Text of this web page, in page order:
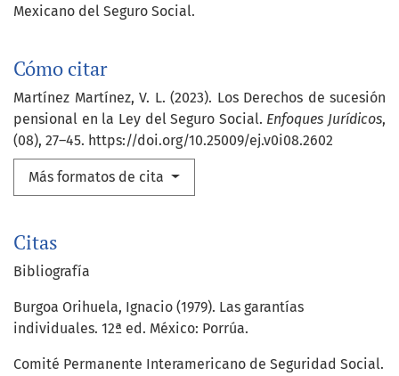
Mexicano del Seguro Social.
Cómo citar
Martínez Martínez, V. L. (2023). Los Derechos de sucesión
pensional en la Ley del Seguro Social. Enfoques Jurídicos,
(08), 27–45. https://doi.org/10.25009/ej.v0i08.2602
Más formatos de cita
Citas
Bibliografía
Burgoa Orihuela, Ignacio (1979). Las garantías
individuales. 12ª ed. México: Porrúa.
Comité Permanente Interamericano de Seguridad Social.